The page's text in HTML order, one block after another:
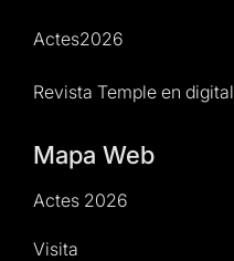
Actes2026
Revista Temple en digital
Mapa Web
Actes 2026
Visita